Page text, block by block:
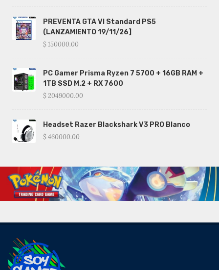
PREVENTA GTA VI Standard PS5
(LANZAMIENTO 19/11/26]
$ 150000.00
PC Gamer Prisma Ryzen 7 5700 + 16GB RAM +
1TB SSD M.2 + RX 7600
$ 2049000.00
Headset Razer Blackshark V3 PRO Blanco
$ 460000.00